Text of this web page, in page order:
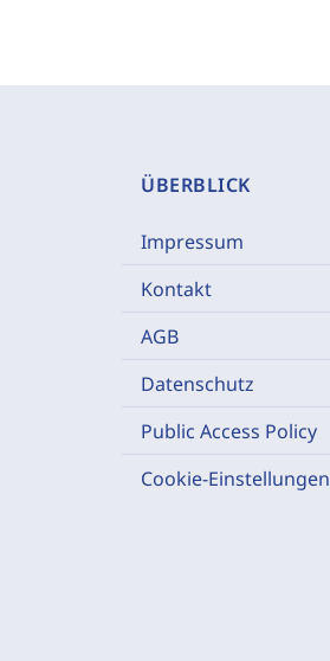
ÜBERBLICK
Impressum
Kontakt
AGB
Datenschutz
Public Access Policy
Cookie-Einstellungen